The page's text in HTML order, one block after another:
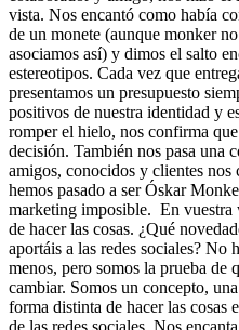
vista. Nos encantó como había
de un monete (aunque monker
asociamos así) y dimos el salto
estereotipos. Cada vez que
presentamos un presupuesto
positivos de nuestra identidad y
romper el hielo, nos confirma
decisión. También nos pasa una
amigos, conocidos y clientes nos
hemos pasado a ser Óskar
marketing imposible. En vuestra
de hacer las cosas. ¿Qué
aportáis a las redes sociales? No
menos, pero somos la prueba de
cambiar. Somos un concepto,
forma distinta de hacer las
de las redes sociales. Nos